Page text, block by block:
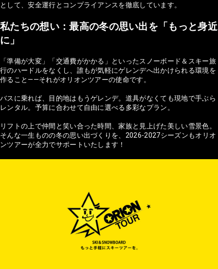
として、安全運行とコンプライアンスを徹底しています。
私たちの想い：最高の冬の思い出を「もっと身近
に」
「準備が大変」「交通費がかかる」といったスノーボード＆スキー旅
行のハードルをなくし、誰もが気軽にゲレンデへ出かけられる環境を
作ること——それがオリオンツアーの使命です。
バスに乗れば、目的地はもうゲレンデ。道具がなくても現地で手ぶら
レンタル。予算に合わせて自由に選べる多彩なプラン。
リフトの上で仲間と笑い合った時間、家族と見上げた美しい雪景色。
そんな一生ものの冬の思い出づくりを、2026-2027シーズンもオリオ
ンツアーが全力でサポートいたします！